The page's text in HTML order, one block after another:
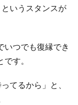
いうスタンスが
いつでも復縁でき
す。
てるから」と、